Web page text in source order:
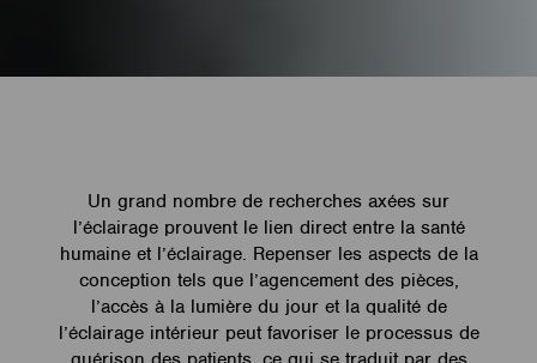
Un grand nombre de recherches axées sur
l’éclairage prouvent le lien direct entre la santé
humaine et l’éclairage. Repenser les aspects de la
conception tels que l’agencement des pièces,
l’accès à la lumière du jour et la qualité de
l’éclairage intérieur peut favoriser le processus de